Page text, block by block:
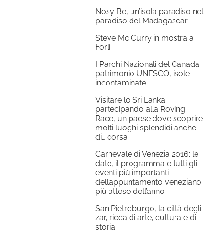
Nosy Be, un’isola paradiso nel
paradiso del Madagascar
Steve Mc Curry in mostra a
Forlì
I Parchi Nazionali del Canada
patrimonio UNESCO, isole
incontaminate
Visitare lo Sri Lanka
partecipando alla Roving
Race, un paese dove scoprire
molti luoghi splendidi anche
di… corsa
Carnevale di Venezia 2016: le
date, il programma e tutti gli
eventi più importanti
dell’appuntamento veneziano
più atteso dell’anno
San Pietroburgo, la città degli
zar, ricca di arte, cultura e di
storia